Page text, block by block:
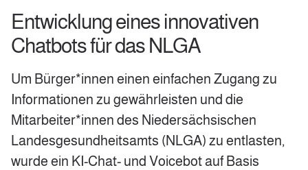
Entwicklung eines innovativen
Chatbots für das NLGA
Um Bürger*innen einen einfachen Zugang zu
Informationen zu gewährleisten und die
Mitarbeiter*innen des Niedersächsischen
Landesgesundheitsamts (NLGA) zu entlasten,
wurde ein KI-Chat- und Voicebot auf Basis